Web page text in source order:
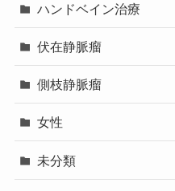
ハンドベイン治療
伏在静脈瘤
側枝静脈瘤
女性
未分類